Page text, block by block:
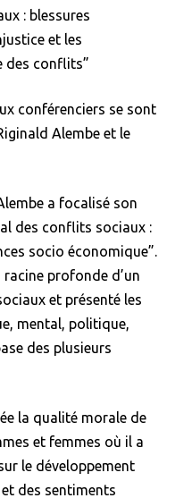
: blessures
et les
des conflits”
conférenciers se sont
Alembe et le
a focalisé son
des conflits sociaux :
socio économique”.
profonde d’un
et présenté les
mental, politique,
des plusieurs
la qualité morale de
et femmes où il a
le développement
des sentiments